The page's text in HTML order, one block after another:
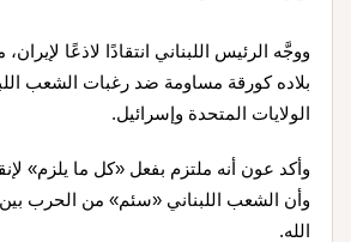
ووجَّه الرئيس اللبناني انتقادًا لاذعًا
بلاده كورقة مساومة ضد رغبات الشعب
الولايات المتحدة وإسرائيل.
وأكد عون أنه ملتزم بفعل «كل ما يلزم»
وأن الشعب اللبناني «سئم» من الحرب
الله.